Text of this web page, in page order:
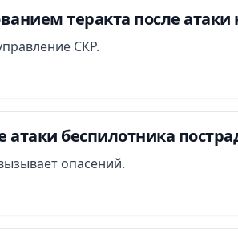
теракта после
СКР.
атаки беспилотника
опасений.